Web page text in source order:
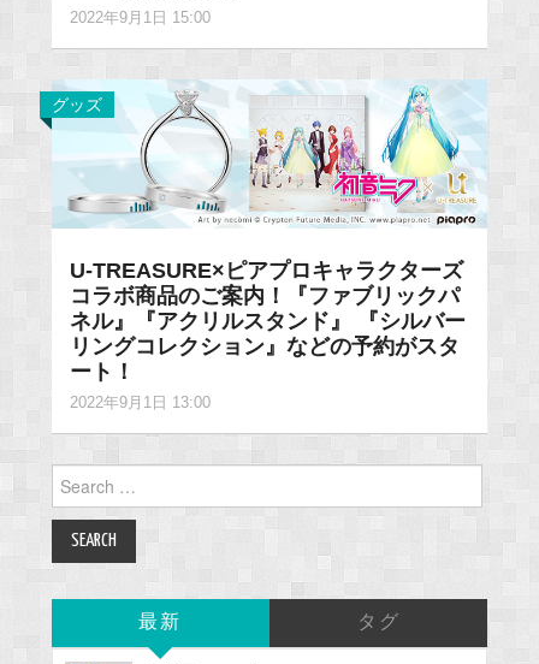
2022年9月1日 15:00
グッズ
U-TREASURE×ピアプロキャラクターズ
コラボ商品のご案内！『ファブリックパ
ネル』『アクリルスタンド』 『シルバー
リングコレクション』などの予約がスタ
ート！
2022年9月1日 13:00
Search
for:
最新 タグ